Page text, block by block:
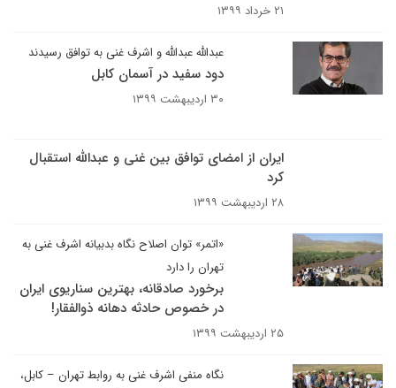
۲۱ خرداد ۱۳۹۹
عبدالله عبدالله و اشرف غنی به توافق رسیدند
دود سفید در آسمان کابل
۳۰ اردیبهشت ۱۳۹۹
ایران از امضای توافق بین غنی و عبدالله استقبال
کرد
۲۸ اردیبهشت ۱۳۹۹
«اتمر» توان اصلاح نگاه بدبیانه اشرف غنی به
تهران را دارد
برخورد صادقانه، بهترین سناریوی ایران
در خصوص حادثه دهانه ذوالفقار!
۲۵ اردیبهشت ۱۳۹۹
نگاه منفی اشرف غنی به روابط تهران – کابل،